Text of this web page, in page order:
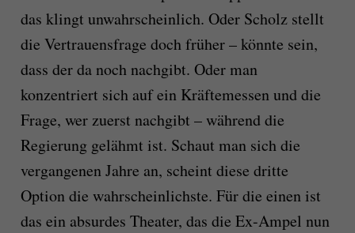
das klingt unwahrscheinlich. Oder Scholz stellt
die Vertrauensfrage doch früher – könnte sein,
dass der da noch nachgibt. Oder man
konzentriert sich auf ein Kräftemessen und die
Frage, wer zuerst nachgibt – während die
Regierung gelähmt ist. Schaut man sich die
vergangenen Jahre an, scheint diese dritte
Option die wahrscheinlichste. Für die einen ist
das ein absurdes Theater, das die Ex-Ampel nun